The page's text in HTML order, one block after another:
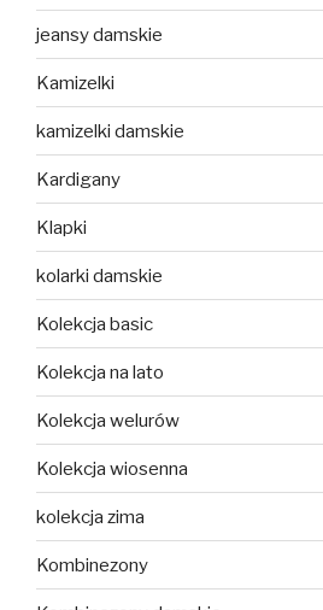
jeansy damskie
Kamizelki
kamizelki damskie
Kardigany
Klapki
kolarki damskie
Kolekcja basic
Kolekcja na lato
Kolekcja welurów
Kolekcja wiosenna
kolekcja zima
Kombinezony